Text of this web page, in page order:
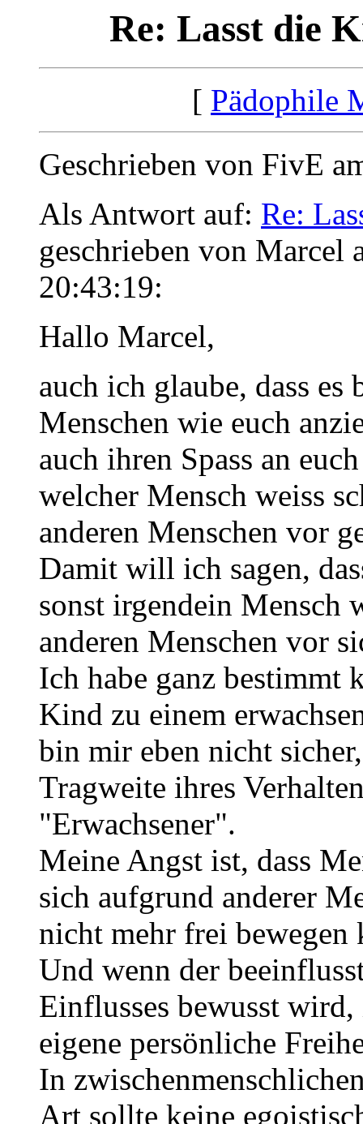
Re: Lasst die
[ Pädophile
Geschrieben von FivE
Als Antwort auf: Re:
geschrieben von Marcel
20:43:19:
Hallo Marcel,
auch ich glaube, dass
Menschen wie euch
auch ihren Spass an
welcher Mensch weiss
anderen Menschen vor
Damit will ich sagen,
sonst irgendein Mensch
anderen Menschen vor
Ich habe ganz bestimmt
Kind zu einem
bin mir eben nicht
Tragweite ihres
"Erwachsener".
Meine Angst ist, dass
sich aufgrund anderer
nicht mehr frei bewegen
Und wenn der
Einflusses bewusst
eigene persönliche
In
Art sollte keine